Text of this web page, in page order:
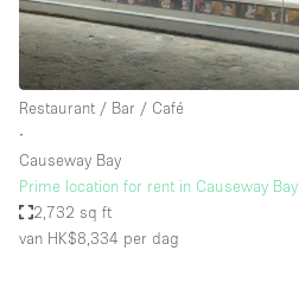
Restaurant / Bar / Café
∙
Causeway Bay
Prime location for rent in Causeway Bay
2,732 sq ft
van HK$8,334 per dag